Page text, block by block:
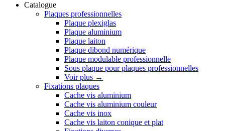
Catalogue
Plaques professionnelles
Plaque plexiglas
Plaque aluminium
Plaque laiton
Plaque dibond numérique
Plaque modulable professionnelle
Sous plaque pour plaques professionnelles
Voir plus →
Fixations plaques
Cache vis aluminium
Cache vis aluminium couleur
Cache vis inox
Cache vis laiton conique et plat